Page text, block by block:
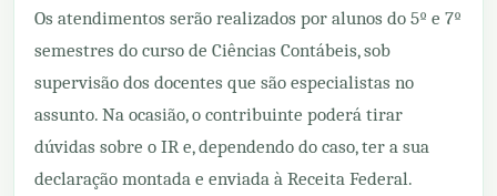
Os atendimentos serão realizados por alunos do 5º e 7º
semestres do curso de Ciências Contábeis, sob
supervisão dos docentes que são especialistas no
assunto. Na ocasião, o contribuinte poderá tirar
dúvidas sobre o IR e, dependendo do caso, ter a sua
declaração montada e enviada à Receita Federal.